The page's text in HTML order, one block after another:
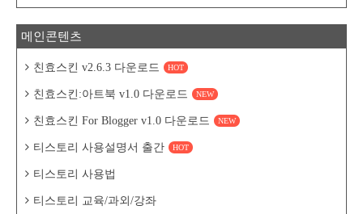
메인콘텐츠
친효스킨 v2.6.3 다운로드 HOT
친효스킨:아트북 v1.0 다운로드 NEW
친효스킨 For Blogger v1.0 다운로드 NEW
티스토리 사용설명서 출간 HOT
티스토리 사용법
티스토리 교육/과외/강좌